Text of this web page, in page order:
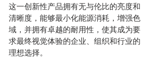
这一创新性产品拥有无与伦比的亮度和
清晰度，能够最小化能源消耗，增强色
域，并拥有卓越的耐用性，使其成为要
求最终视觉体验的企业、组织和行业的
理想选择。